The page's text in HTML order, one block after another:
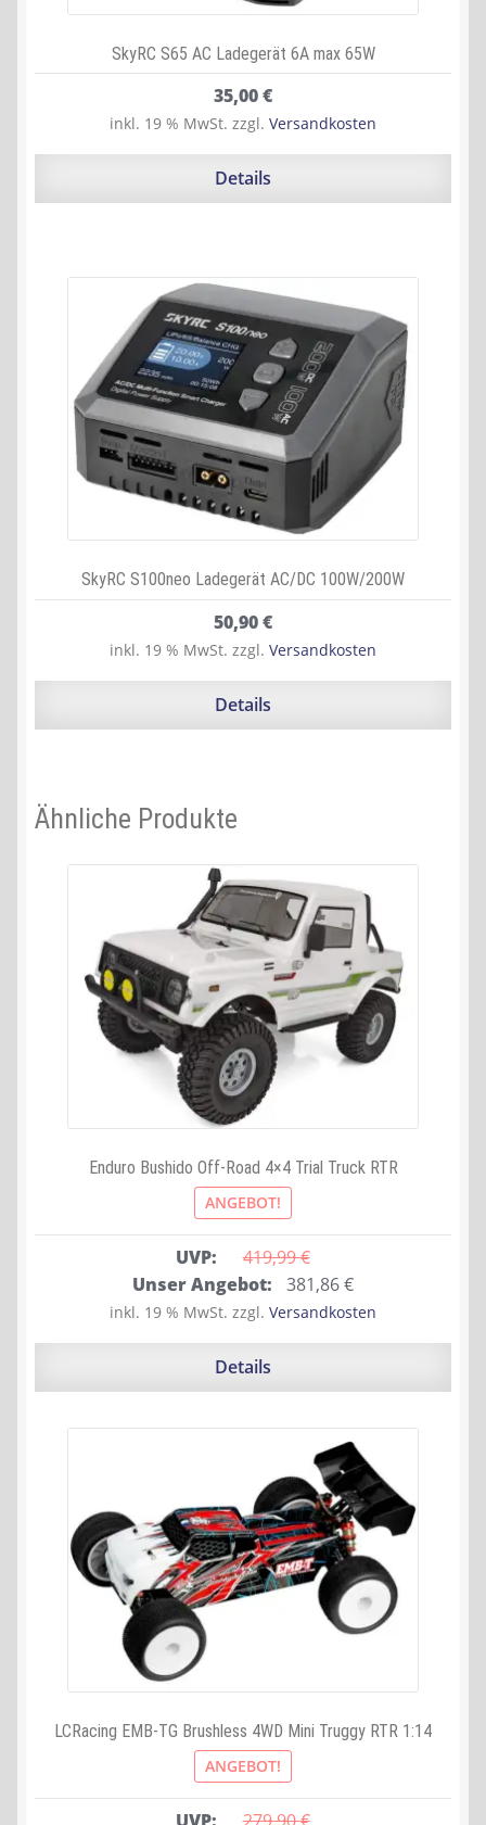
SkyRC S65 AC Ladegerät 6A max 65W
35,00€
inkl. 19 % MwSt. zzgl. Versandkosten
Details
SkyRC S100neo Ladegerät AC/DC 100W/200W
50,90€
inkl. 19 % MwSt. zzgl. Versandkosten
Details
Ähnliche Produkte
Enduro Bushido Off-Road 4×4 Trial Truck RTR
ANGEBOT!
UVP: 419,99 €
Ursprünglicher
Preis
war:
Unser Angebot: 381,86€Aktueller
Preis
ist:
inkl. 19 % MwSt. zzgl. Versandkosten
Details
LCRacing EMB-TG Brushless 4WD Mini Truggy RTR 1:14
ANGEBOT!